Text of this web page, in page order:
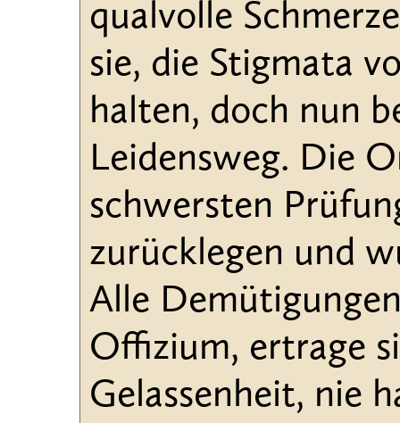
qualvolle
sie, die Stigmata
halten, doch nun
Leidensweg. Die
schwersten
zurücklegen und
Alle
Offizium, ertrage
Gelassenheit, nie